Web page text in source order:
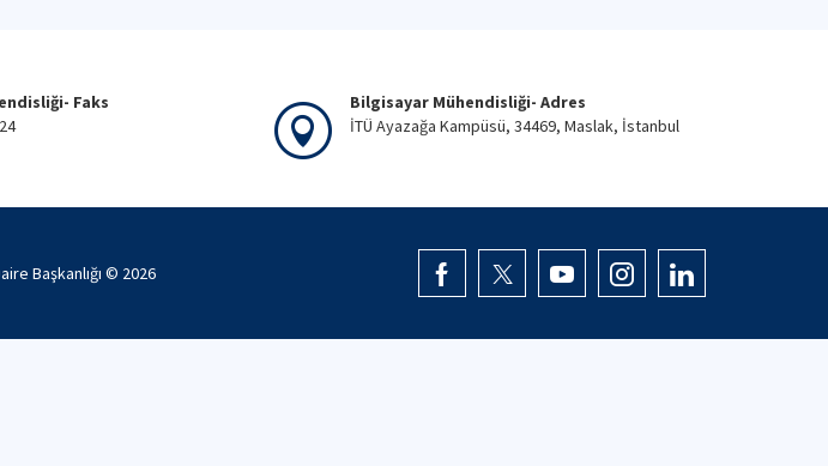
Faks
Bilgisayar Mühendisliği- Adres
İTÜ Ayazağa Kampüsü, 34469, Maslak, İstanbul
Başkanlığı © 2026